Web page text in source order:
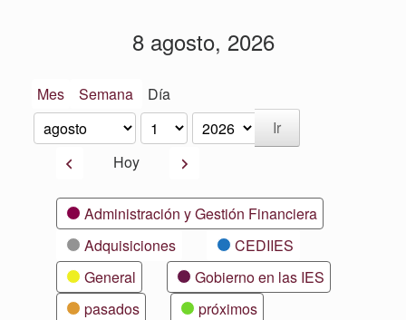
8 agosto, 2026
Mes Semana Día
Mes
Día
Año
AnteriorHoy Siguiente
CategoríasAdministración y Gestión Financiera
Adquisiciones
CEDIIES
General
Gobierno en las IES
pasados
próximos